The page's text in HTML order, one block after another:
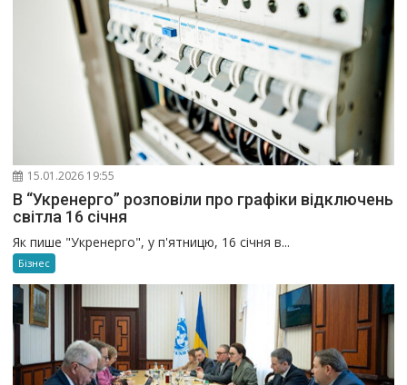
15.01.2026 19:55
В “Укренерго” розповіли про графіки відключень
світла 16 січня
Як пише "Укренерго", у п'ятницю, 16 січня в...
Бізнес